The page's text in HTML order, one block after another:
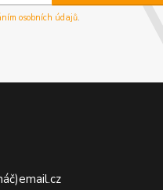
osobních údajů.